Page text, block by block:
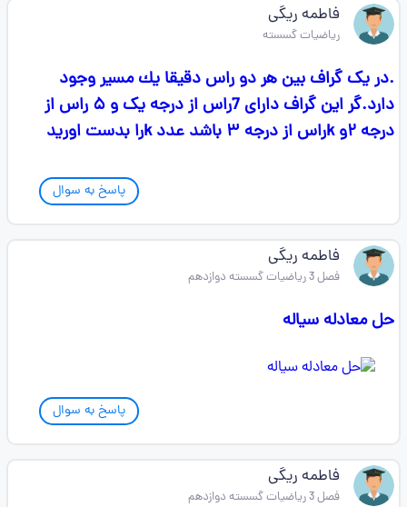
فاطمه ریگی
ریاضیات گسسته
.در يک گراف بين هر دو راس دقيقا يك مسير وجود
دارد.گر اين گراف داراى 7راس از درجه یک و ۵ راس از
درجه ۲و kراس از درجه ۳ باشد عدد kرا بدست اورید
پاسخ به سوال
فاطمه ریگی
فصل 3 ریاضیات گسسته دوازدهم
حل معادله سیاله
پاسخ به سوال
فاطمه ریگی
فصل 3 ریاضیات گسسته دوازدهم